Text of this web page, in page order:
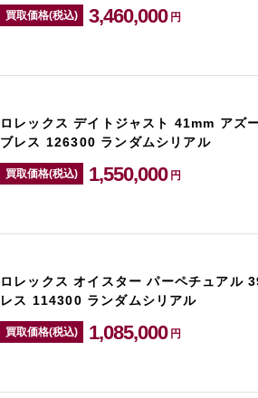
買取価格(税込) 3,460,000 円
ロレックス デイトジャスト 41mm アズ
ブレス 126300 ランダムシリアル
買取価格(税込) 1,550,000 円
ロレックス オイスター パーペチュアル
レス 114300 ランダムシリアル
買取価格(税込) 1,085,000 円